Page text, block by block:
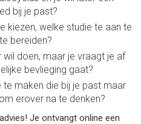
bij je past?
kiezen, welke studie te aan te
bereiden?
doen, maar je vraagt je af
bevlieging gaat?
maken die bij je past maar
erover na te denken?
Je ontvangt online een